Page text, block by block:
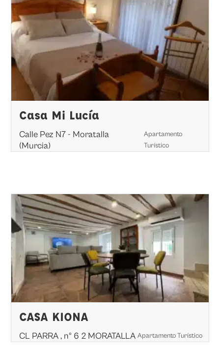
Casa Mi Lucía
Calle Pez N7 - Moratalla
(Murcia)
Apartamento
Turístico
CASA KIONA
CL PARRA , nº 6 2 MORATALLA Apartamento Turístico